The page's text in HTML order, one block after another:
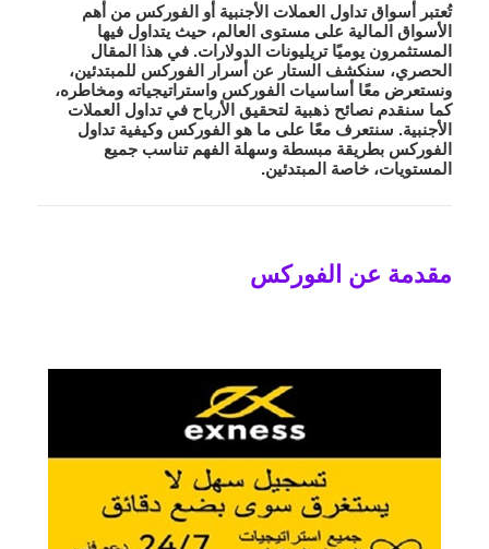
تُعتبر أسواق تداول العملات الأجنبية أو الفوركس من أهم
الأسواق المالية على مستوى العالم، حيث يتداول فيها
المستثمرون يوميًا تريليونات الدولارات. في هذا المقال
الحصري، سنكشف الستار عن أسرار الفوركس للمبتدئين،
ونستعرض معًا أساسيات الفوركس واستراتيجياته ومخاطره،
كما سنقدم نصائح ذهبية لتحقيق الأرباح في تداول العملات
الأجنبية. سنتعرف معًا على ما هو الفوركس وكيفية تداول
الفوركس بطريقة مبسطة وسهلة الفهم تناسب جميع
المستويات، خاصة المبتدئين.
مقدمة عن الفوركس